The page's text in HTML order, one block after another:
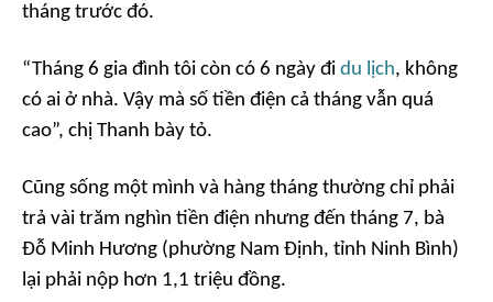
tháng trước đó.
“Tháng 6 gia đình tôi còn có 6 ngày đi du lịch, không
có ai ở nhà. Vậy mà số tiền điện cả tháng vẫn quá
cao”, chị Thanh bày tỏ.
Cũng sống một mình và hàng tháng thường chỉ phải
trả vài trăm nghìn tiền điện nhưng đến tháng 7, bà
Đỗ Minh Hương (phường Nam Định, tỉnh Ninh Bình)
lại phải nộp hơn 1,1 triệu đồng.